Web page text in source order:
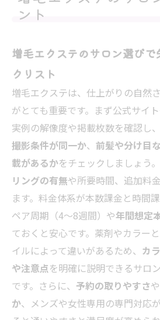
ント
増毛エクステのサロン選びで
クリスト
増毛エクステは、仕上がりの自然
がとても重要です。まず公式サイ
実例の解像度や掲載枚数を確認し、
撮影条件が同一か、 前髪や分け目
載があるかをチェックしましょう。
リングの有無や所要時間、追加料
ます。料金体系が本数課金と時間
ペア周期（4〜8週間）や年間想定
ておくと安心です。薬剤やカラー
イルによって違いがあるため、 カ
や注意点を明確に説明できるサロ
です。さらに、 予約の取りやすさや
か、メンズや女性専用の専門対応